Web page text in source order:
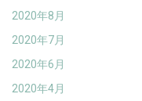
2020年8月
2020年7月
2020年6月
2020年4月